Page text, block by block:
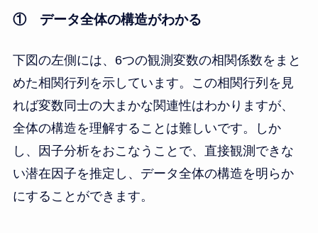
① データ全体の構造がわかる
下図の左側には、6つの観測変数の相関係数をまと
めた相関行列を示しています。この相関行列を見
れば変数同士の大まかな関連性はわかりますが、
全体の構造を理解することは難しいです。しか
し、因子分析をおこなうことで、直接観測できな
い潜在因子を推定し、データ全体の構造を明らか
にすることができます。